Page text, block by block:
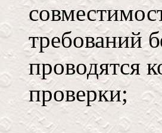
требований
проводятся
проверки;